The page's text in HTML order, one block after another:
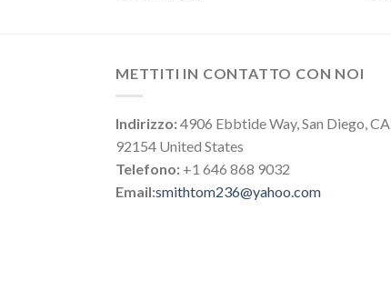
METTITI IN CONTATTO CON NOI
Indirizzo:4906 Ebbtide Way, San Diego, CA
92154 United States
Telefono: +1 646 868 9032
Email:smithtom236@yahoo.com